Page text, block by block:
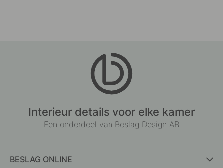
Interieur details voor elke kamer
Een onderdeel van Beslag Design AB
BESLAG ONLINE